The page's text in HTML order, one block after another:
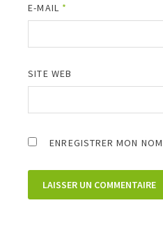
E-MAIL *
SITE WEB
ENREGISTRER MON